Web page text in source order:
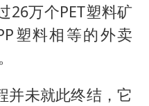
26万个PET塑料矿
塑料相等的外卖
并未就此终结，它